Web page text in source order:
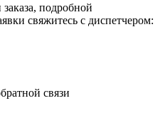
подробной
свяжитесь с диспетчером:
связи